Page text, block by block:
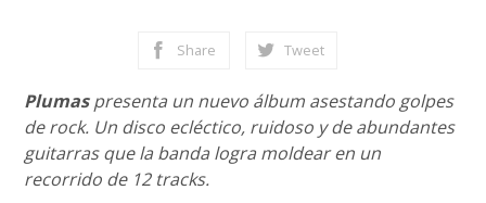
Share Tweet
Plumas presenta un nuevo álbum asestando golpes
de rock. Un disco ecléctico, ruidoso y de abundantes
guitarras que la banda logra moldear en un
recorrido de 12 tracks.